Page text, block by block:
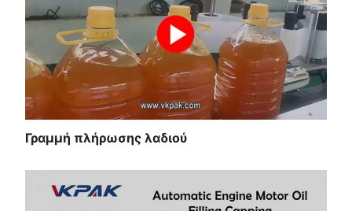
Γραμμή πλήρωσης λαδιού